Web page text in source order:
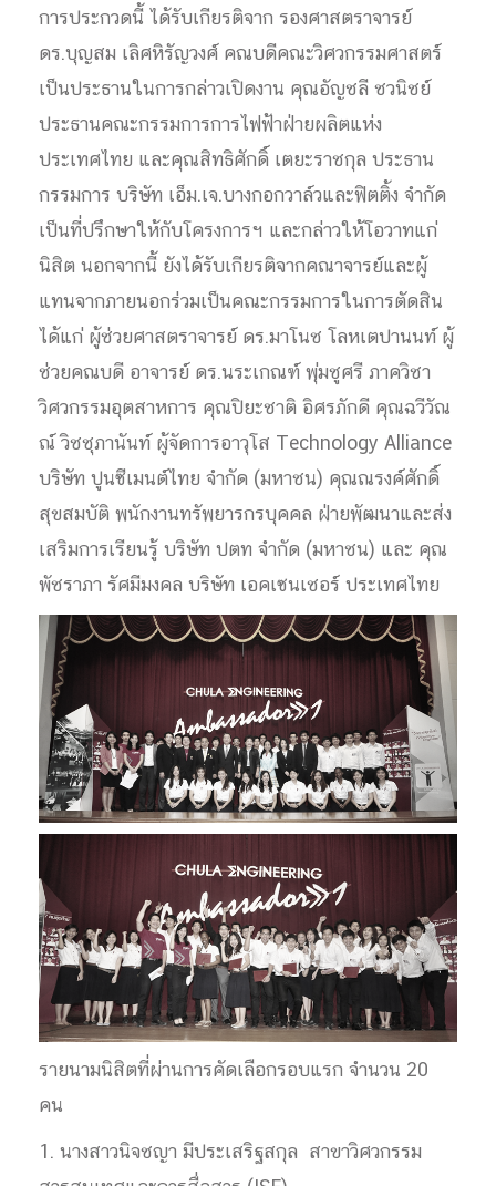
การประกวดนี้ ได้รับเกียรติจาก รองศาสตราจารย์
ดร.บุญสม เลิศหิรัญวงศ์ คณบดีคณะวิศวกรรมศาสตร์
เป็นประธานในการกล่าวเปิดงาน คุณอัญชลี ชวนิชย์
ประธานคณะกรรมการการไฟฟ้าฝ่ายผลิตแห่ง
ประเทศไทย และคุณสิทธิศักดิ์ เตยะราชกุล ประธาน
กรรมการ บริษัท เอ็ม.เจ.บางกอกวาล์วและฟิตติ้ง จำกัด
เป็นที่ปรึกษาให้กับโครงการฯ และกล่าวให้โอวาทแก่
นิสิต นอกจากนี้ ยังได้รับเกียรติจากคณาจารย์และผู้
แทนจากภายนอกร่วมเป็นคณะกรรมการในการตัดสิน
ได้แก่ ผู้ช่วยศาสตราจารย์ ดร.มาโนช โลหเตปานนท์ ผู้
ช่วยคณบดี อาจารย์ ดร.นระเกณฑ์ พุ่มชูศรี ภาควิชา
วิศวกรรมอุตสาหการ คุณปิยะชาติ อิศรภักดี คุณฉวีวัณ
ณ์ วิชชุภานันท์ ผู้จัดการอาวุโส Technology Alliance
บริษัท ปูนซีเมนต์ไทย จำกัด (มหาชน) คุณณรงค์ศักดิ์
สุขสมบัติ พนักงานทรัพยารกรบุคคล ฝ่ายพัฒนาและส่ง
เสริมการเรียนรู้ บริษัท ปตท จำกัด (มหาชน) และ คุณ
พัชราภา รัศมีมงคล บริษัท เอคเซนเชอร์ ประเทศไทย
รายนามนิสิตที่ผ่านการคัดเลือกรอบแรก จำนวน 20
คน
1. นางสาวนิจชญา มีประเสริฐสกุล สาขาวิศวกรรม